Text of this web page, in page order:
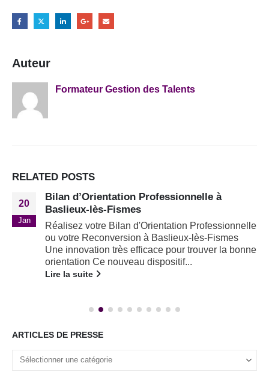
Auteur
Formateur Gestion des Talents
RELATED POSTS
20
Jan
Bilan d’Orientation Professionnelle à
Baslieux-lès-Fismes
Réalisez votre Bilan d'Orientation Professionnelle
ou votre Reconversion à Baslieux-lès-Fismes
Une innovation très efficace pour trouver la bonne
orientation Ce nouveau dispositif...
Lire la suite
ARTICLES DE PRESSE